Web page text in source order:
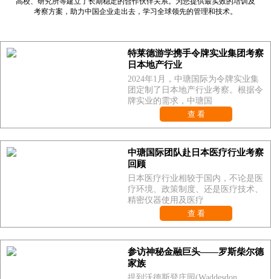
考察方案，助力中国企业走出去，学习全球领先的管理和技术。
特莱德游学携手令牌实业集团考察
日本地产行业
2024年1月，中瑭国际为令牌实业集
团定制了日本地产行业考察。根据令
牌实业的需求，中瑭国
查 看
中瑭国际团队赴日本医疗行业考察
回顾
日本医疗行业相较于国内，不论是医
疗环境、政策制度、还是医疗技术、
精密仪器使用及医疗
查 看
参访神秘金融巨头——罗斯柴尔德
家族